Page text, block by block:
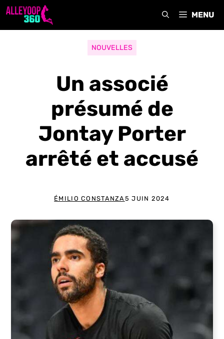
Aller
MENU
NOUVELLES
Un associé
présumé de
Jontay Porter
arrêté et accusé
ÉMILIO CONSTANZA5 JUIN 2024